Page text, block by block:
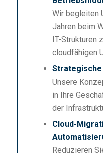
Wir begleiten
Jahren beim
IT-Strukturen
cloudfähigen
Strategische
Unsere
in Ihre
der
Cloud-
Reduzieren